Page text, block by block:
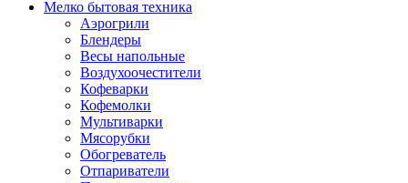
Мелко бытовая техника
Аэрогрили
Блендеры
Весы напольные
Воздухоочестители
Кофеварки
Кофемолки
Мультиварки
Мясорубки
Обогреватель
Отпариватели